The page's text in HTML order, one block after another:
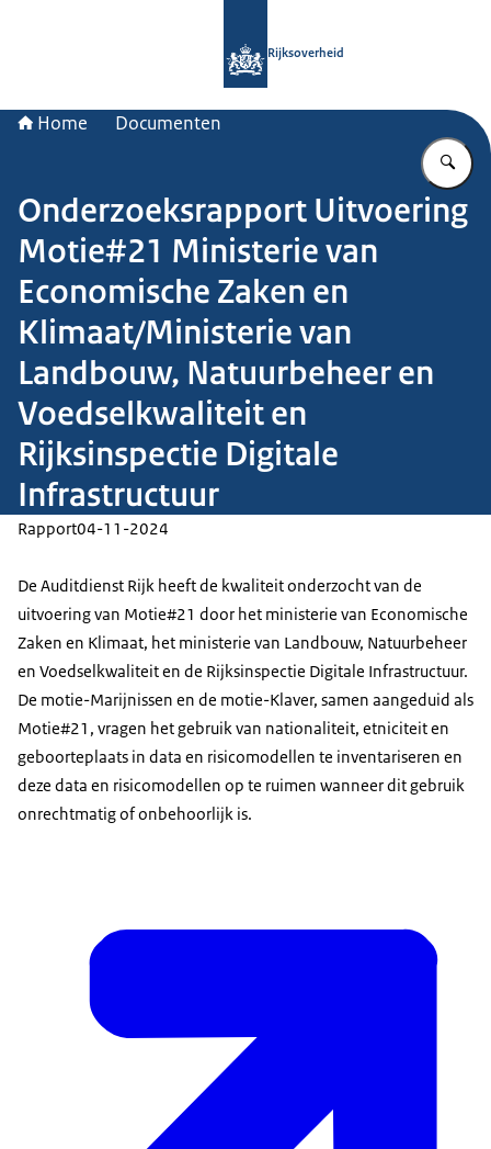
Rijksoverheid
Home Documenten
Onderzoeksrapport Uitvoering
Motie#21 Ministerie van
Economische Zaken en
Klimaat/Ministerie van
Landbouw, Natuurbeheer en
Voedselkwaliteit en
Rijksinspectie Digitale
Infrastructuur
Rapport04-11-2024
De Auditdienst Rijk heeft de kwaliteit onderzocht van de
uitvoering van Motie#21 door het ministerie van Economische
Zaken en Klimaat, het ministerie van Landbouw, Natuurbeheer
en Voedselkwaliteit en de Rijksinspectie Digitale Infrastructuur.
De motie-Marijnissen en de motie-Klaver, samen aangeduid als
Motie#21, vragen het gebruik van nationaliteit, etniciteit en
geboorteplaats in data en risicomodellen te inventariseren en
deze data en risicomodellen op te ruimen wanneer dit gebruik
onrechtmatig of onbehoorlijk is.